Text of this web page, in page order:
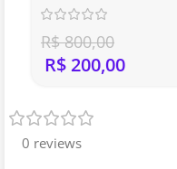
R$800,00
R$ 200,00
0 reviews